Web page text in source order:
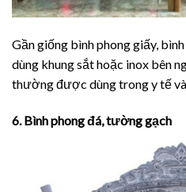
Gần giống bình phong giấy,
dùng khung sắt hoặc inox bên
thường được dùng trong y tế và
6. Bình phong đá, tường gạch